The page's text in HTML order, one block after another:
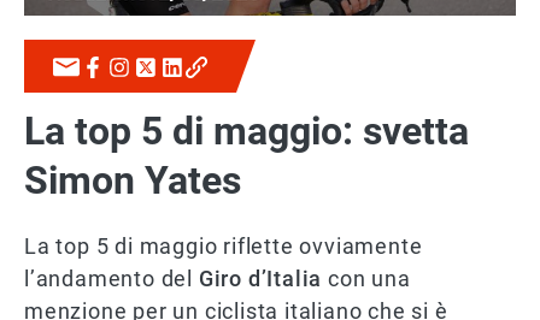
La top 5 di maggio: svetta
Simon Yates
La top 5 di maggio riflette ovviamente
l’andamento del Giro d’Italia con una
menzione per un ciclista italiano che si è